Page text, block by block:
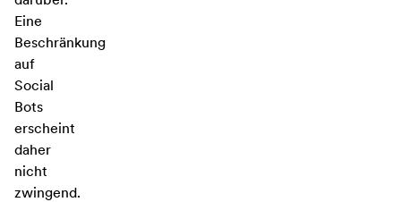
Eine
Beschränkung
auf
Social
Bots
erscheint
daher
nicht
zwingend.